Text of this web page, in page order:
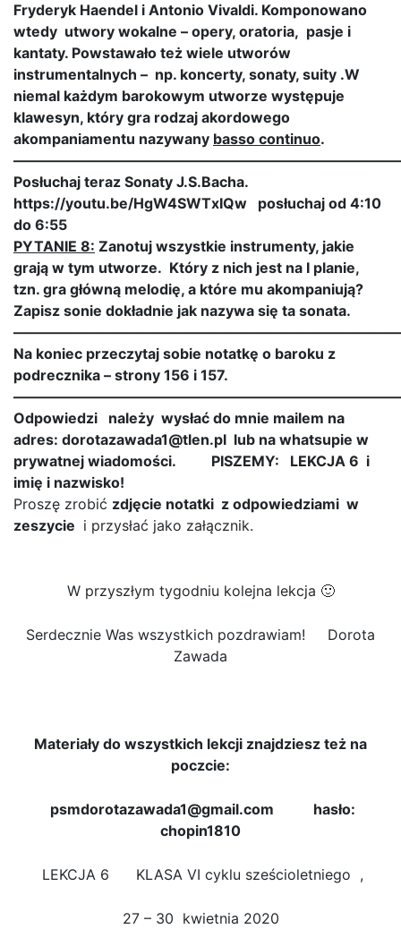
Fryderyk Haendel i Antonio Vivaldi. Komponowano
wtedy utwory wokalne – opery, oratoria, pasje i
kantaty. Powstawało też wiele utworów
instrumentalnych – np. koncerty, sonaty, suity .W
niemal każdym barokowym utworze występuje
klawesyn, który gra rodzaj akordowego
akompaniamentu nazywany basso continuo.
Posłuchaj teraz Sonaty J.S.Bacha.
https://youtu.be/HgW4SWTxIQw posłuchaj od 4:10
do 6:55
PYTANIE 8: Zanotuj wszystkie instrumenty, jakie
grają w tym utworze. Który z nich jest na I planie,
tzn. gra główną melodię, a które mu akompaniują?
Zapisz sonie dokładnie jak nazywa się ta sonata.
Na koniec przeczytaj sobie notatkę o baroku z
podrecznika – strony 156 i 157.
Odpowiedzi należy wysłać do mnie mailem na
adres: dorotazawada1@tlen.pl lub na whatsupie w
prywatnej wiadomości. PISZEMY: LEKCJA 6 i
imię i nazwisko!
Proszę zrobić zdjęcie notatki z odpowiedziami w
zeszycie i przysłać jako załącznik.
W przyszłym tygodniu kolejna lekcja 🙂
Serdecznie Was wszystkich pozdrawiam! Dorota
Zawada
Materiały do wszystkich lekcji znajdziesz też na
poczcie:
psmdorotazawada1@gmail.com hasło:
chopin1810
LEKCJA 6 KLASA VI cyklu sześcioletniego ,
27 – 30 kwietnia 2020